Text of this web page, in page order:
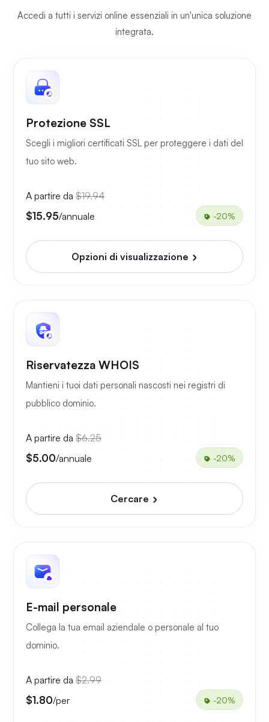
Accedi a tutti i servizi online essenziali in un'unica soluzione
integrata.
Protezione SSL
Scegli i migliori certificati SSL per proteggere i dati del
tuo sito web.
A partire da $19.94
$15.95/annuale -20%
Opzioni di visualizzazione
Riservatezza WHOIS
Mantieni i tuoi dati personali nascosti nei registri di
pubblico dominio.
A partire da $6.25
$5.00/annuale -20%
Cercare
E-mail personale
Collega la tua email aziendale o personale al tuo
dominio.
A partire da $2.99
$1.80/per -20%